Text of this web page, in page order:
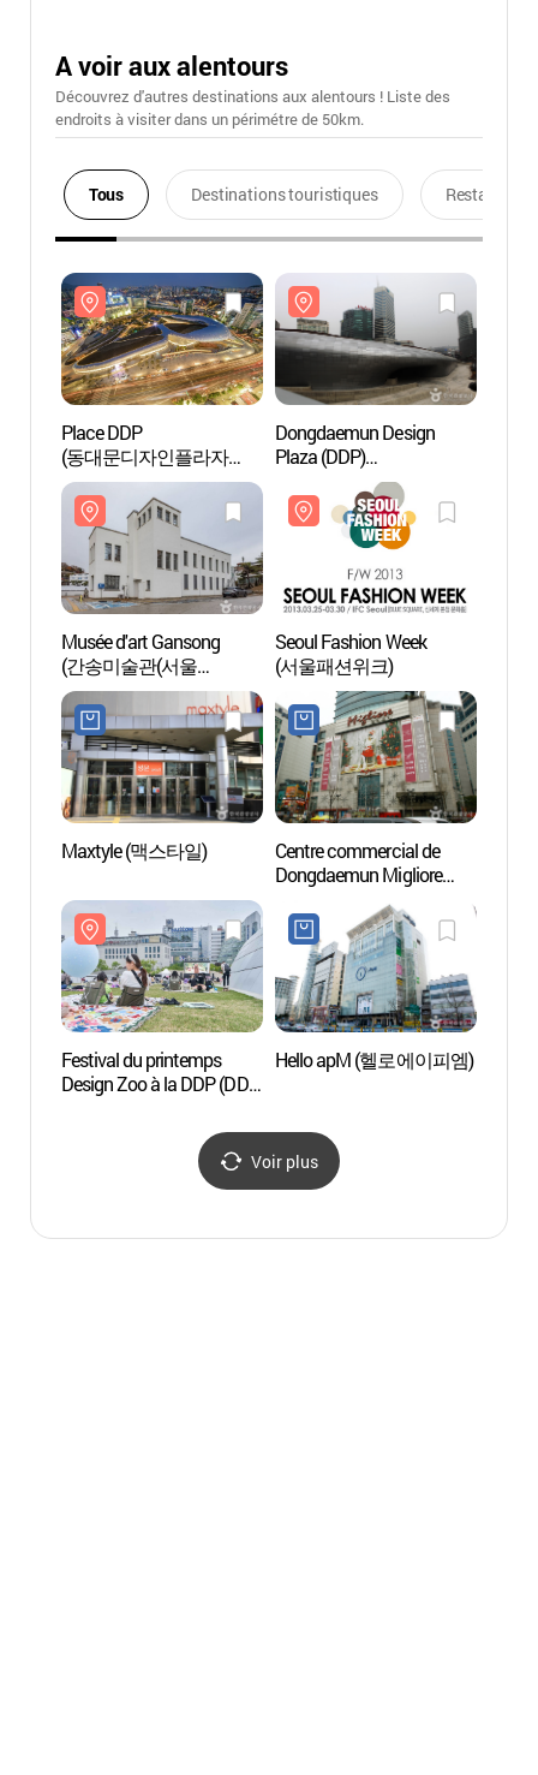
A voir aux alentours
Découvrez d'autres destinations aux alentours ! Liste des
endroits à visiter dans un périmétre de 50km.
Tous Destinations touristiques Restaurants
Place DDP
(동대문디자인플라자
(DDP))
Dongdaemun Design
Plaza (DDP)
[동대문디자인플라자
(DDP)]
Musée d'art Gansong
(간송미술관(서울
보화각))
Seoul Fashion Week
(서울패션위크)
Maxtyle (맥스타일)
Centre commercial de
Dongdaemun Migliore
(밀리오레-동대문점)
Festival du printemps
Design Zoo à la DDP (DDP
Hello apM (헬로에이피엠)
Voir plus